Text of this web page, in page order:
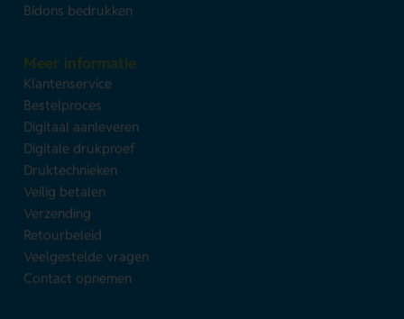
Bidons bedrukken
Meer informatie
Klantenservice
Bestelproces
Digitaal aanleveren
Digitale drukproef
Druktechnieken
Veilig betalen
Verzending
Retourbeleid
Veelgestelde vragen
Contact opnemen